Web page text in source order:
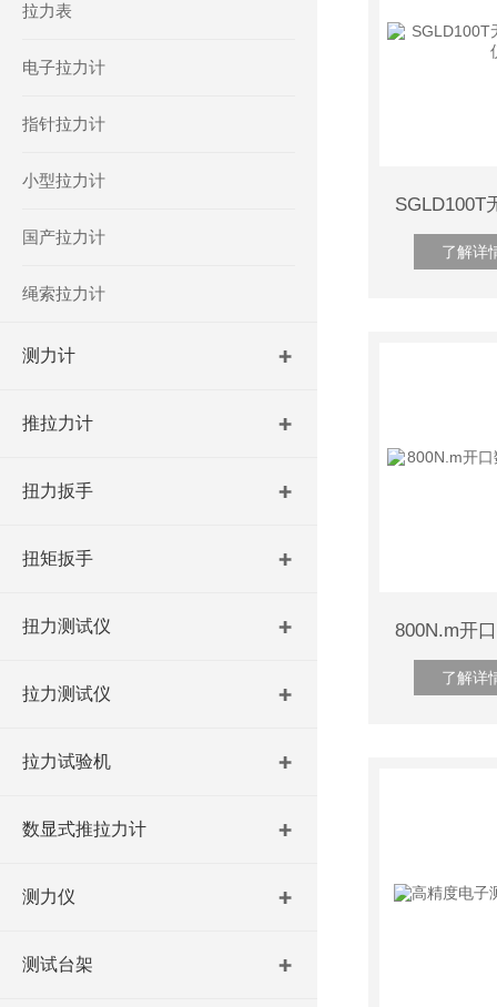
拉力表
电子拉力计
指针拉力计
小型拉力计
国产拉力计
绳索拉力计
测力计
推拉力计
扭力扳手
扭矩扳手
扭力测试仪
拉力测试仪
拉力试验机
数显式推拉力计
测力仪
测试台架
了解详
了解详